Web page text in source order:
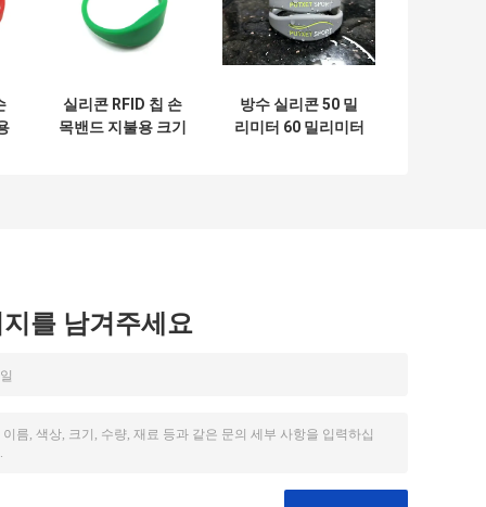
실리콘 RFID 칩 손
목밴드 지불용 크기
방수 실리콘 50 밀
리미터 60 밀리미터
를 남겨주세요